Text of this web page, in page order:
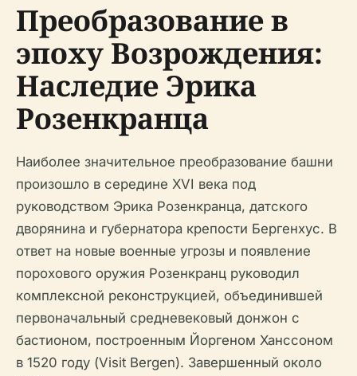
Преобразование в
эпоху Возрождения:
Наследие Эрика
Розенкранца
Наиболее значительное преобразование башни
произошло в середине XVI века под
руководством Эрика Розенкранца, датского
дворянина и губернатора крепости Бергенхус. В
ответ на новые военные угрозы и появление
порохового оружия Розенкранц руководил
комплексной реконструкцией, объединившей
первоначальный средневековый донжон с
бастионом, построенным Йоргеном Ханссоном
в 1520 году (Visit Bergen). Завершенный около